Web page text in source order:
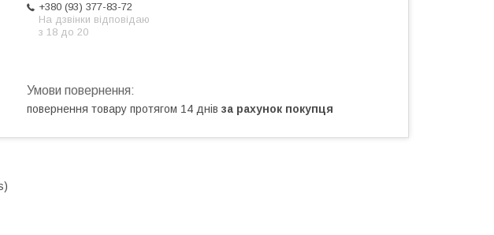
+380 (93) 377-83-72
На дзвінки відповідаю
з 18 до 20
повернення товару протягом 14 днів за рахунок покупця